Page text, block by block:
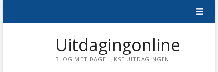
Uitdagingonline
BLOG MET DAGELIJKSE UITDAGINGEN